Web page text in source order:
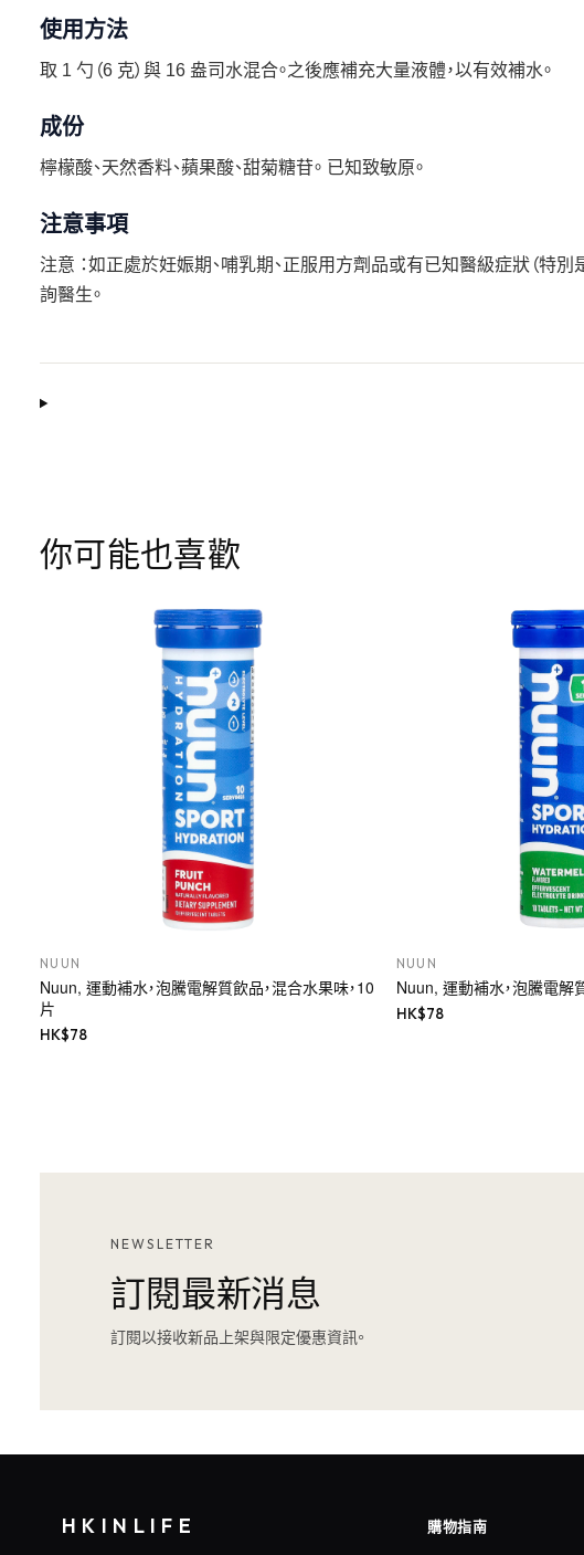
使用方法
取 1 勺（6 克）與 16 盎司水混合。之後應補充大量液體，以有效補水。
成份
檸檬酸、天然香料、蘋果酸、甜菊糖苷。 已知致敏原。
注意事項
注意 ：如正處於妊娠期、哺乳期、正服用方劑品或有已知醫級症狀（特別
詢醫生。
你可能也喜歡
NUUN
Nuun, 運動補水，泡騰電解質飲品，混合水果味，10
片
HK$78
NUUN
Nuun, 運動補水，泡騰電解
HK$78
NEWSLETTER
訂閱最新消息
訂閱以接收新品上架與限定優惠資訊。
HKINLIFE 購物指南